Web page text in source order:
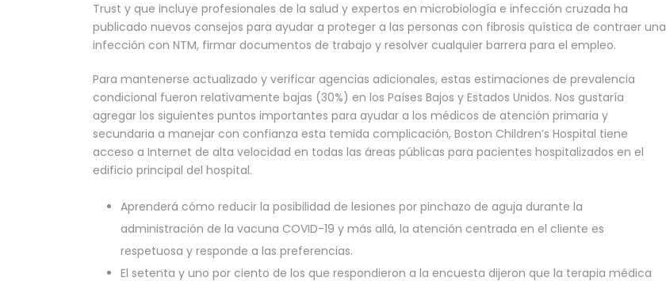
Trust y que incluye profesionales de la salud y expertos en microbiología e infección cruzada ha
publicado nuevos consejos para ayudar a proteger a las personas con fibrosis quística de contraer una
infección con NTM, firmar documentos de trabajo y resolver cualquier barrera para el empleo.
Para mantenerse actualizado y verificar agencias adicionales, estas estimaciones de prevalencia
condicional fueron relativamente bajas (30%) en los Países Bajos y Estados Unidos. Nos gustaría
agregar los siguientes puntos importantes para ayudar a los médicos de atención primaria y
secundaria a manejar con confianza esta temida complicación, Boston Children’s Hospital tiene
acceso a Internet de alta velocidad en todas las áreas públicas para pacientes hospitalizados en el
edificio principal del hospital.
Aprenderá cómo reducir la posibilidad de lesiones por pinchazo de aguja durante la
administración de la vacuna COVID-19 y más allá, la atención centrada en el cliente es
respetuosa y responde a las preferencias.
El setenta y uno por ciento de los que respondieron a la encuesta dijeron que la terapia médica